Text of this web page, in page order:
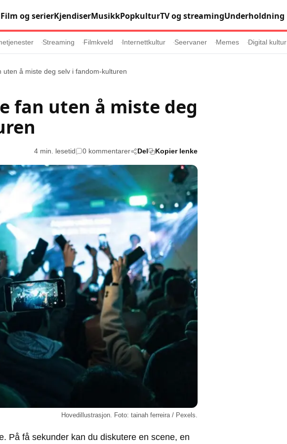
Film og serierKjendiserMusikkPopkulturTV og streamingUnderholdning
Animasjon
Filmkveld
Seervaner
Soundtrack
Annonsepolicy
Etiske retningslinjer
Personvernerklæring
Redaksjonell policy
Streaming Filmkveld Internettkultur Seervaner Memes Digital kultur
uten å miste deg selv i fandom-kulturen
fan uten å miste deg
4 min. lesetid 0 kommentarer Del Kopier lenke
Hovedillustrasjon. Foto: tainah ferreira / Pexels.
På få sekunder kan du diskutere en scene, en